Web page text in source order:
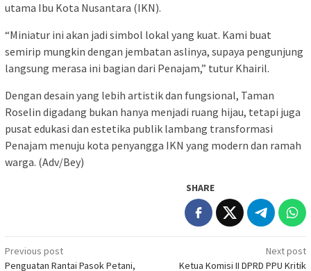
utama Ibu Kota Nusantara (IKN).
“Miniatur ini akan jadi simbol lokal yang kuat. Kami buat
semirip mungkin dengan jembatan aslinya, supaya pengunjung
langsung merasa ini bagian dari Penajam,” tutur Khairil.
Dengan desain yang lebih artistik dan fungsional, Taman
Roselin digadang bukan hanya menjadi ruang hijau, tetapi juga
pusat edukasi dan estetika publik lambang transformasi
Penajam menuju kota penyangga IKN yang modern dan ramah
warga. (Adv/Bey)
SHARE
Post
Previous post
Penguatan Rantai Pasok Petani,
Next post
Ketua Komisi II DPRD PPU Kritik